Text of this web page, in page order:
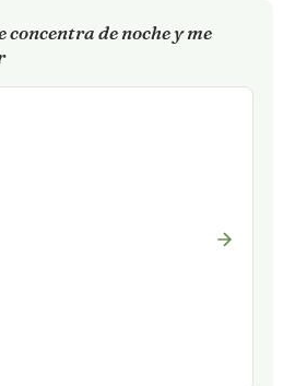
concentra de noche y me